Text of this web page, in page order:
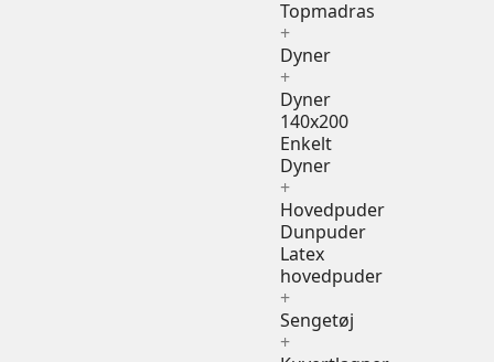
Topmadras
+
Dyner
+
Dyner
140x200
Enkelt
Dyner
+
Hovedpuder
Dunpuder
Latex
hovedpuder
+
Sengetøj
+